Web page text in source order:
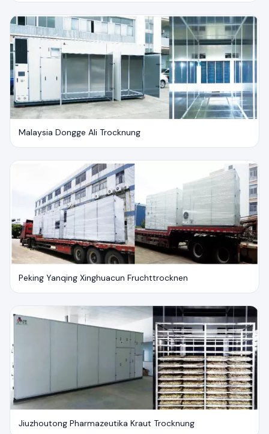
Malaysia Dongge Ali Trocknung
Peking Yanqing Xinghuacun Fruchttrocknen
Jiuzhoutong Pharmazeutika Kraut Trocknung